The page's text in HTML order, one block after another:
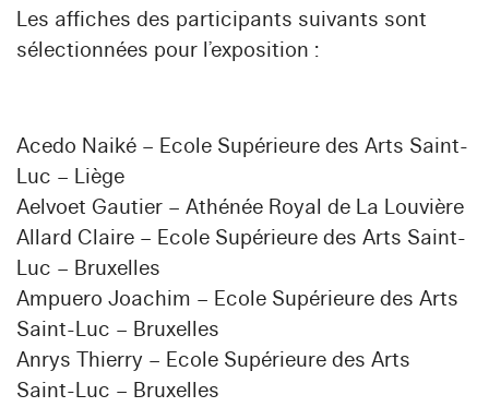
Les affiches des participants suivants sont
sélectionnées pour l’exposition :
Acedo Naiké – Ecole Supérieure des Arts Saint-
Luc – Liège
Aelvoet Gautier – Athénée Royal de La Louvière
Allard Claire – Ecole Supérieure des Arts Saint-
Luc – Bruxelles
Ampuero Joachim – Ecole Supérieure des Arts
Saint-Luc – Bruxelles
Anrys Thierry – Ecole Supérieure des Arts
Saint-Luc – Bruxelles